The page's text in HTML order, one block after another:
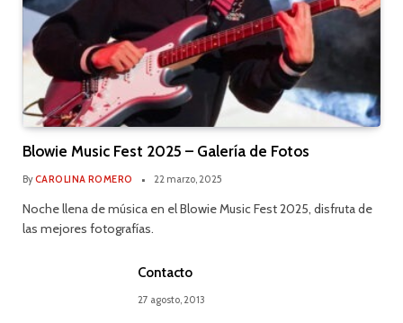
Blowie Music Fest 2025 – Galería de Fotos
ByCAROLINA ROMERO 22 marzo, 2025
Noche llena de música en el Blowie Music Fest 2025, disfruta de
las mejores fotografías.
Contacto
27 agosto, 2013